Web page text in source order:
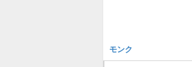
モンク